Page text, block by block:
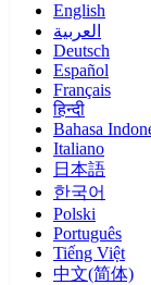
English
العربية
Deutsch
Español
Français
हिन्दी
Bahasa
Italiano
日本語
한국어
Polski
Português
Tiếng Việt
中文(简体)